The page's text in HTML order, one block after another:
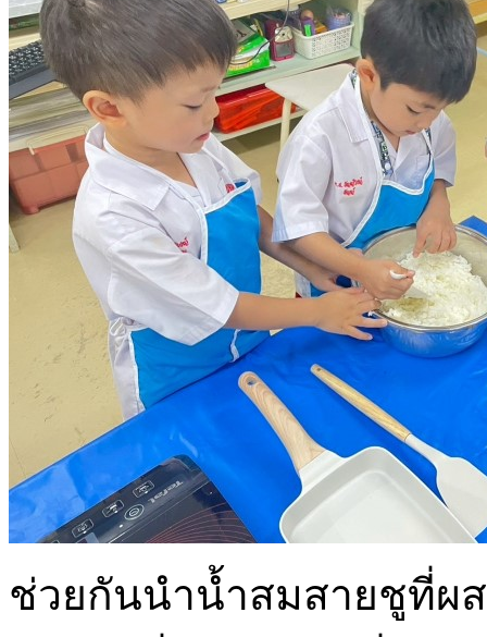
ช่วยกันนำน้ำสมสายชูที่ผ